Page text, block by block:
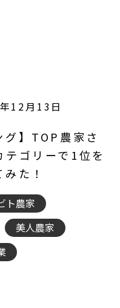
12月13日
グ】TOP農家さ
ゴリーで1位を
た！
ト農家
美人農家